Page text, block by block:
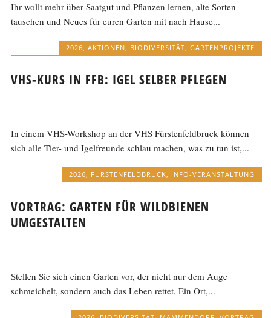
Ihr wollt mehr über Saatgut und Pflanzen lernen, alte Sorten
tauschen und Neues für euren Garten mit nach Hause...
2026, AKTIONEN, BIODIVERSITÄT, GARTENPROJEKTE
VHS-KURS IN FFB: IGEL SELBER PFLEGEN
In einem VHS-Workshop an der VHS Fürstenfeldbruck können
sich alle Tier- und Igelfreunde schlau machen, was zu tun ist,...
2026, FÜRSTENFELDBRUCK, INFO-VERANSTALTUNG
VORTRAG: GARTEN FÜR WILDBIENEN
UMGESTALTEN
Stellen Sie sich einen Garten vor, der nicht nur dem Auge
schmeichelt, sondern auch das Leben rettet. Ein Ort,...